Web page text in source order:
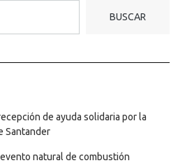
BUSCAR
de ayuda solidaria por la
Santander
natural de combustión